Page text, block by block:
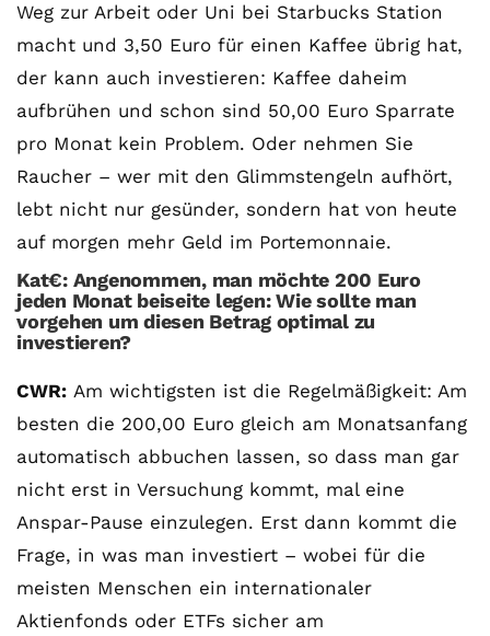
Weg zur Arbeit oder Uni bei Starbucks Station
macht und 3,50 Euro für einen Kaffee übrig hat,
der kann auch investieren: Kaffee daheim
aufbrühen und schon sind 50,00 Euro Sparrate
pro Monat kein Problem. Oder nehmen Sie
Raucher – wer mit den Glimmstengeln aufhört,
lebt nicht nur gesünder, sondern hat von heute
auf morgen mehr Geld im Portemonnaie.
Kat€: Angenommen, man möchte 200 Euro
jeden Monat beiseite legen: Wie sollte man
vorgehen um diesen Betrag optimal zu
investieren?
CWR: Am wichtigsten ist die Regelmäßigkeit: Am
besten die 200,00 Euro gleich am Monatsanfang
automatisch abbuchen lassen, so dass man gar
nicht erst in Versuchung kommt, mal eine
Anspar-Pause einzulegen. Erst dann kommt die
Frage, in was man investiert – wobei für die
meisten Menschen ein internationaler
Aktienfonds oder ETFs sicher am